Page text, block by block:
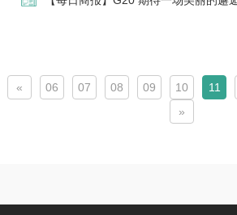
« 06 07 08 09 10 11
»